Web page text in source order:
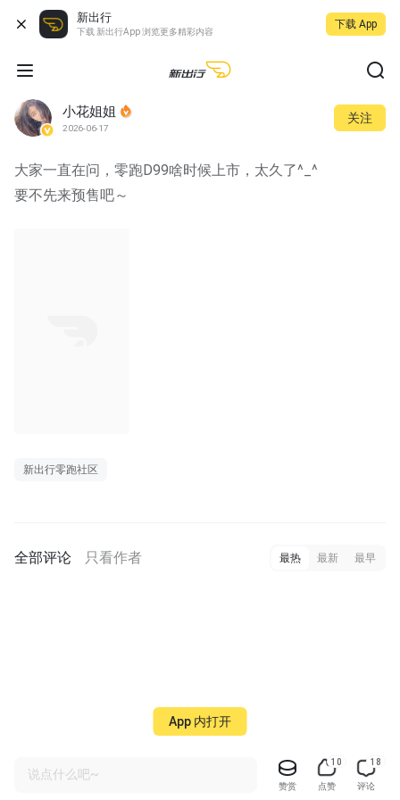
新出行
下载 新出行App 浏览更多精彩内容
下载 App
小花姐姐
2026-06-17
关注
大家一直在问，零跑D99啥时候上市，太久了^_^
要不先来预售吧～
新出行零跑社区
全部评论 只看作者 最热 最新 最早
说点什么吧~
赞赏
10
点赞
18
评论
App 内打开